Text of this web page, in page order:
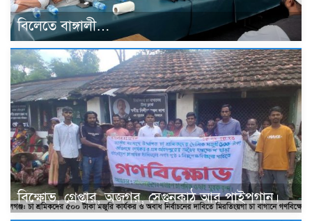
বিলেতে বাঙ্গালী…
বিক্ষোভ, গ্রেপ্তার, অজগর, সেগুনকাঠ আর পাইপগান।